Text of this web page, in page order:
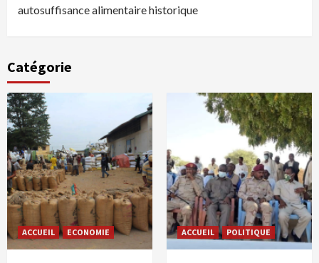
autosuffisance alimentaire historique
Catégorie
ACCUEIL ECONOMIE ACCUEIL POLITIQUE